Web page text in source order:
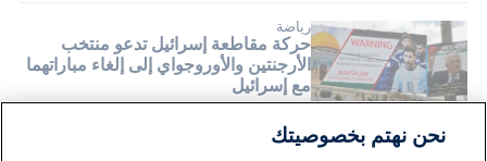
دقيقة.
رياضة
حركة مقاطعة إسرائيل تدعو منتخب
الأرجنتين والأوروجواي إلى إلغاء مباراتهما
مع إسرائيل
وقت
القراءة:
05 نوفمبر 2019
نحن نهتم بخصوصيتك